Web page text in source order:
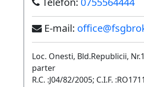
E-mail:
Loc. Onesti, Bld.Republicii,
parter
R.C. :J04/82/2005; C.I.F.